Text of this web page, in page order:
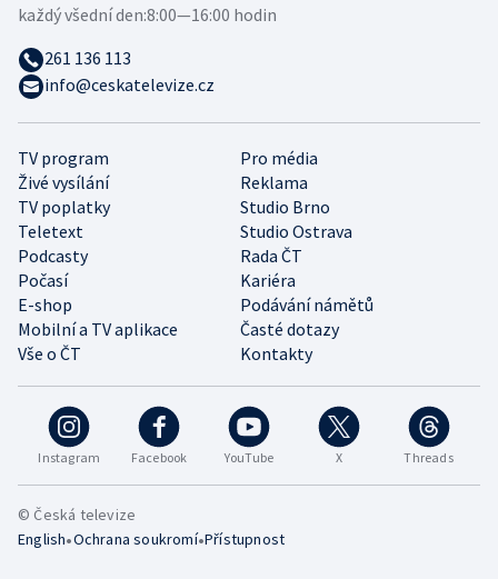
Instagram Facebook YouTube X Threads
TV program
Pro média
Živé vysílání
Reklama
TV poplatky
Studio Brno
Teletext
Studio Ostrava
Podcasty
Rada ČT
Počasí
Kariéra
E-shop
Podávání námětů
Mobilní a TV aplikace
Časté dotazy
Vše o ČT
Kontakty
každý všední den:8:00—16:00 hodin
261 136 113
info@ceskatelevize.cz
© Česká televize
English•Ochrana soukromí•Přístupnost